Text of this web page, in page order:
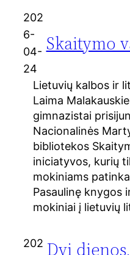
202
6-
04-
24
Skaitymo
Lietuvių kalbos ir
Laima
gimnazistai
Nacionalinės
bibliotekos
iniciatyvos, kurių
mokiniams
Pasaulinę knygos
mokiniai į lietuvių
202 Dvi